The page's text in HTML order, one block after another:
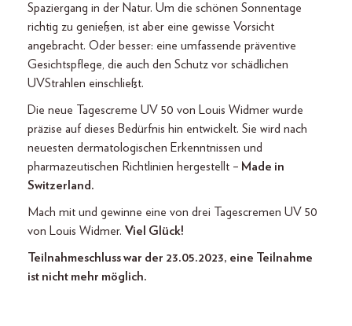
Spaziergang in der Natur. Um die schönen Sonnentage
richtig zu genießen, ist aber eine gewisse Vorsicht
angebracht. Oder besser: eine umfassende präventive
Gesichtspflege, die auch den Schutz vor schädlichen
UV­Strahlen einschließt.
Die neue Tagescreme UV 50 von Louis Widmer wurde
präzise auf dieses Bedürfnis hin entwickelt. Sie wird nach
neuesten dermatologischen Erkenntnissen und
pharmazeutischen Richtlinien hergestellt – Made in
Switzerland.
Mach mit und gewinne eine von drei Tagescremen UV 50
von Louis Widmer. Viel Glück!
Teilnahmeschluss war der 23.05.2023, eine Teilnahme
ist nicht mehr möglich.